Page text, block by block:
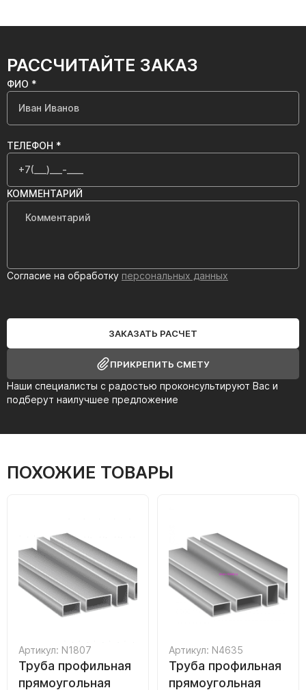
РАССЧИТАЙТЕ ЗАКАЗ
Наши специалисты с радостью проконсультируют Вас и
подберут наилучшее предложение
ФИО *
ТЕЛЕФОН *
КОММЕНТАРИЙ
Согласие на обработку персональных данных
ЗАКАЗАТЬ РАСЧЕТ
ПРИКРЕПИТЬ СМЕТУ
ПОХОЖИЕ ТОВАРЫ
Артикул: N1807
Труба профильная
прямоугольная
Артикул: N4635
Труба профильная
прямоугольная